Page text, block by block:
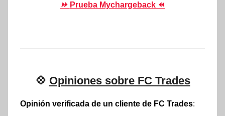
⏩ Prueba Mychargeback ⏪
💠 Opiniones sobre FC Trades
Opinión verificada de un cliente de FC Trades: